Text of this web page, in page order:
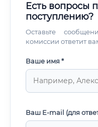
Есть вопросы
поступлению?
Оставьте
комиссии ответит
Ваше имя *
Ваш E-mail (для